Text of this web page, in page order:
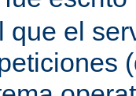
que el